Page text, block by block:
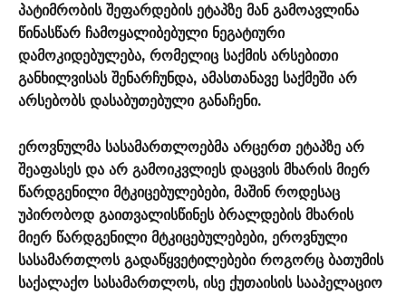
პატიმრობის შეფარდების ეტაპზე მან გამოავლინა
წინასწარ ჩამოყალიბებული ნეგატიური
დამოკიდებულება, რომელიც საქმის არსებითი
განხილვისას შენარჩუნდა, ამასთანავე საქმეში არ
არსებობს დასაბუთებული განაჩენი.
ეროვნულმა სასამართლოებმა არცერთ ეტაპზე არ
შეაფასეს და არ გამოიკვლიეს დაცვის მხარის მიერ
წარდგენილი მტკიცებულებები, მაშინ როდესაც
უპირობოდ გაითვალისწინეს ბრალდების მხარის
მიერ წარდგენილი მტკიცებულებები, ეროვნული
სასამართლოს გადაწყვეტილებები როგორც ბათუმის
საქალაქო სასამართლოს, ისე ქუთაისის სააპელაციო